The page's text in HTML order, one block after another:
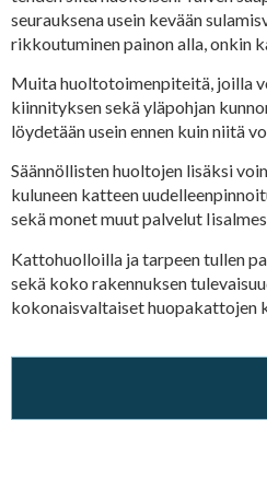
seurauksena usein kevään
rikkoutuminen painon alla, onkin
Muita huoltotoimenpiteitä, joilla
kiinnityksen sekä yläpohjan
löydetään usein ennen kuin niitä
Säännöllisten huoltojen lisäksi
kuluneen katteen
sekä monet muut palvelut
Kattohuolloilla ja tarpeen tullen
sekä koko rakennuksen
kokonaisvaltaiset huopakattojen